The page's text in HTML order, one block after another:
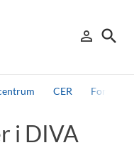
person_outline
Logga in
search
Sök
CER Forskning
i DIVA